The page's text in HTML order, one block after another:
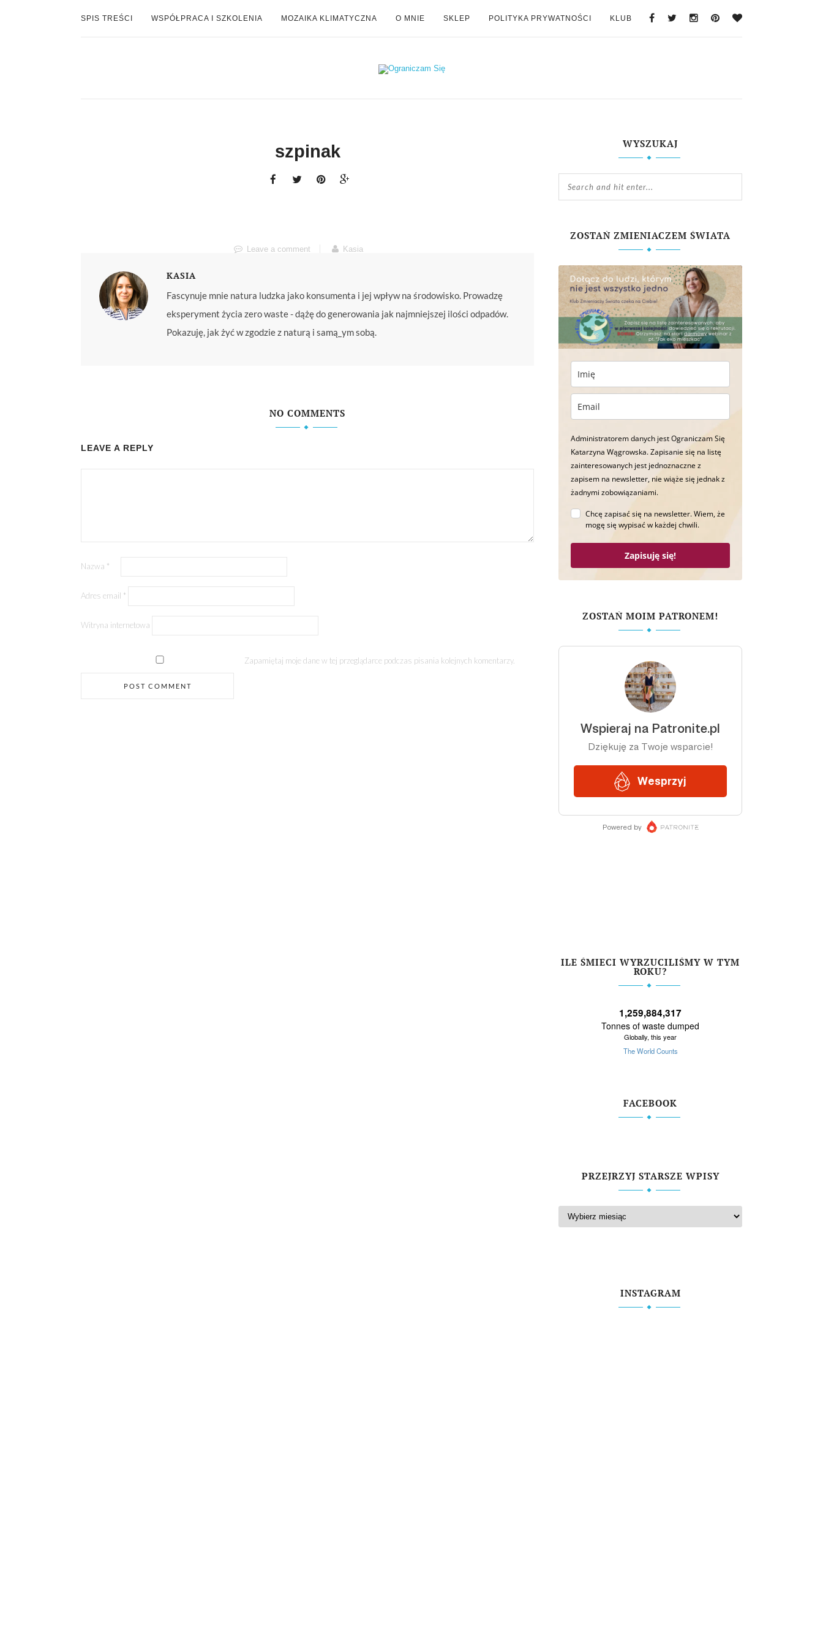
SPIS TREŚCI WSPÓŁPRACA I SZKOLENIA MOZAIKA KLIMATYCZNA O MNIE SKLEP POLITYKA PRYWATNOŚCI KLUB
szpinak
Leave a comment Kasia
KASIA
Fascynuje mnie natura ludzka jako konsumenta i jej wpływ na środowisko. Prowadzę
eksperyment życia zero waste - dążę do generowania jak najmniejszej ilości odpadów.
Pokazuję, jak żyć w zgodzie z naturą i samą_ym sobą.
NO COMMENTS
LEAVE A REPLY
Nazwa *
Adres email *
Witryna internetowa
Zapamiętaj moje dane w tej przeglądarce podczas pisania kolejnych komentarzy.
WYSZUKAJ
ZOSTAŃ ZMIENIACZEM ŚWIATA
Administratorem danych jest Ograniczam Się
Katarzyna Wągrowska. Zapisanie się na listę
zainteresowanych jest jednoznaczne z
zapisem na newsletter, nie wiąże się jednak z
żadnymi zobowiązaniami.
Chcę zapisać się na newsletter. Wiem, że
mogę się wypisać w każdej chwili.
Zapisuję się!
ZOSTAŃ MOIM PATRONEM!
ILE ŚMIECI WYRZUCILIŚMY W TYM
ROKU?
FACEBOOK
PRZEJRZYJ STARSZE WPISY
INSTAGRAM